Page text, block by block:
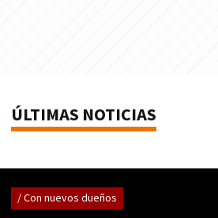
ÚLTIMAS NOTICIAS
/ Con nuevos dueños